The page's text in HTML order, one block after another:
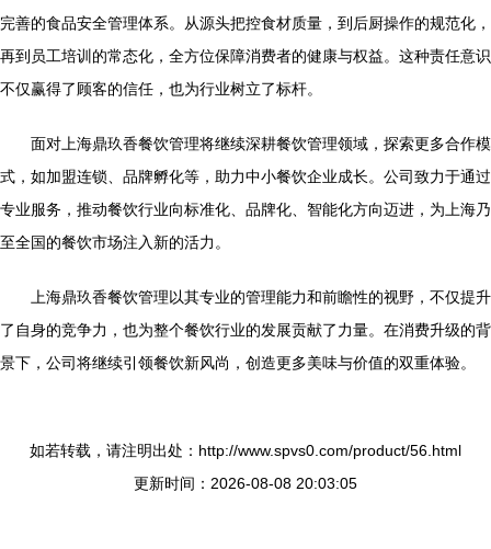
完善的食品安全管理体系。从源头把控食材质量，到后厨操作的规范化，
再到员工培训的常态化，全方位保障消费者的健康与权益。这种责任意识
不仅赢得了顾客的信任，也为行业树立了标杆。
面对上海鼎玖香餐饮管理将继续深耕餐饮管理领域，探索更多合作模
式，如加盟连锁、品牌孵化等，助力中小餐饮企业成长。公司致力于通过
专业服务，推动餐饮行业向标准化、品牌化、智能化方向迈进，为上海乃
至全国的餐饮市场注入新的活力。
上海鼎玖香餐饮管理以其专业的管理能力和前瞻性的视野，不仅提升
了自身的竞争力，也为整个餐饮行业的发展贡献了力量。在消费升级的背
景下，公司将继续引领餐饮新风尚，创造更多美味与价值的双重体验。
如若转载，请注明出处：http://www.spvs0.com/product/56.html
更新时间：2026-08-08 20:03:05